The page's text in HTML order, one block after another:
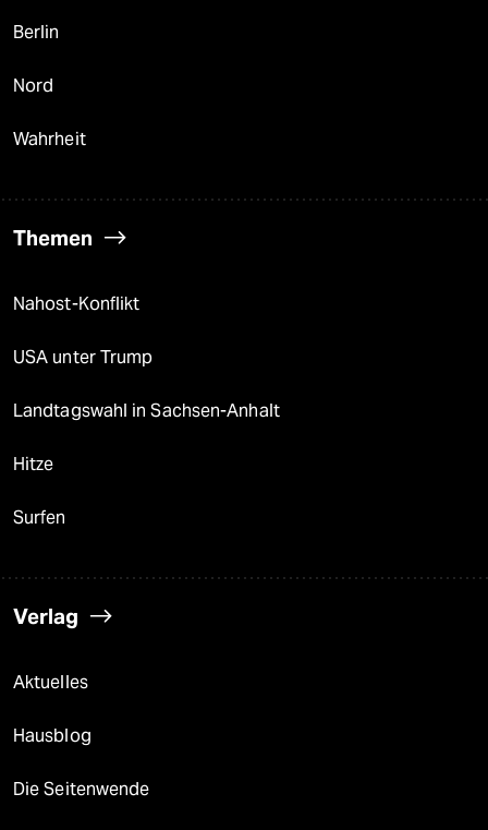
Berlin
Nord
Wahrheit
Themen
Nahost-Konflikt
USA unter Trump
Landtagswahl in Sachsen-Anhalt
Hitze
Surfen
Verlag
Aktuelles
Hausblog
Die Seitenwende